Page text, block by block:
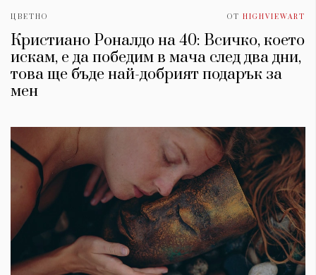
ЦВЕТНО ОТ HIGHVIEWART
Кристиано Роналдо на 40: Всичко, което
искам, е да победим в мача след два дни,
това ще бъде най-добрият подарък за
мен